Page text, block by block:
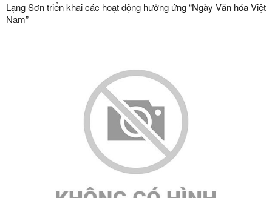
Lạng Sơn triển khai các hoạt động hưởng ứng “Ngày Văn hóa Việt
Nam”